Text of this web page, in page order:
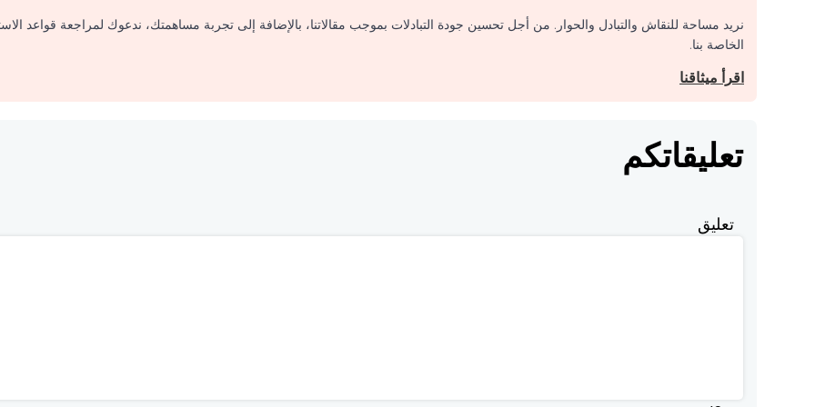
نريد مساحة للنقاش والتبادل والحوار. من أجل تحسين جودة التبادلات بموجب مقالاتنا، بالإضافة إلى تجربة مساهمتك، ندعوك لمراجعة قواعد
الخاصة بنا.
اقرأ ميثاقنا
تعليقاتكم
تعليق